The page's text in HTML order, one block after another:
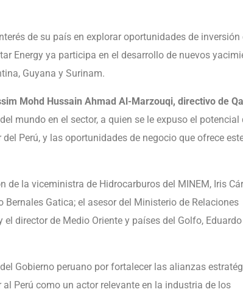
de su país en explorar oportunidades de inversión
Energy ya participa en el desarrollo de nuevos
Guyana y Surinam.
Mohd Hussain Ahmad Al-Marzouqi, directivo de
mundo en el sector, a quien se le expuso el potencial
Perú, y las oportunidades de negocio que ofrece
la viceministra de Hidrocarburos del MINEM, Iris
Bernales Gatica; el asesor del Ministerio de Relaciones
director de Medio Oriente y países del Golfo, Eduardo
Gobierno peruano por fortalecer las alianzas
Perú como un actor relevante en la industria de los